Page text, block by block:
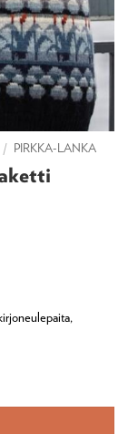
/ PIRKKA-LANKA